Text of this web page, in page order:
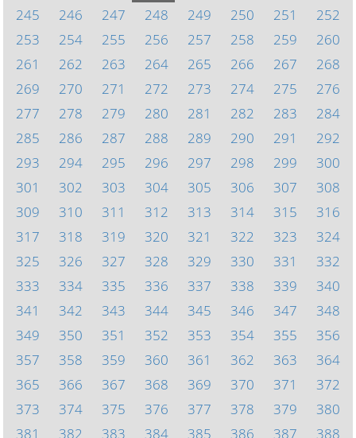
245
246 247 248 249 250 251
252
253
254 255 256 257 258 259
260
261
262 263 264 265 266 267
268
269
270 271 272 273 274 275
276
277
278 279 280 281 282 283
284
285
286 287 288 289 290 291
292
293
294 295 296 297 298 299
300
301
302 303 304 305 306 307
308
309
310 311 312 313 314 315
316
317
318 319 320 321 322 323
324
325
326 327 328 329 330 331
332
333
334 335 336 337 338 339
340
341
342 343 344 345 346 347
348
349
350 351 352 353 354 355
356
357
358 359 360 361 362 363
364
365
366 367 368 369 370 371
372
373
374 375 376 377 378 379
380
381
382 383 384 385 386 387 388